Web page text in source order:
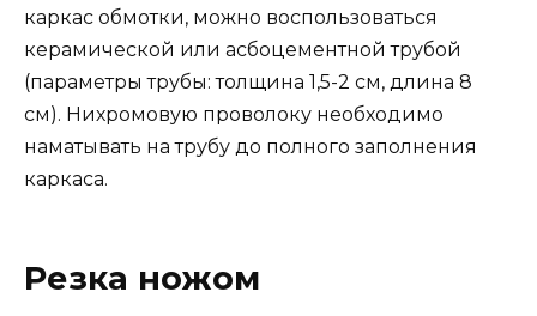
каркас обмотки, можно воспользоваться
керамической или асбоцементной трубой
(параметры трубы: толщина 1,5-2 см, длина 8
см). Нихромовую проволоку необходимо
наматывать на трубу до полного заполнения
каркаса.
Резка ножом